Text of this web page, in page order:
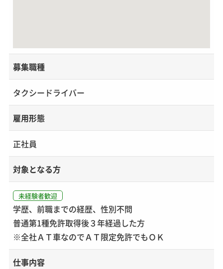
募集職種
タクシードライバー
雇用形態
正社員
対象となる方
未経験者歓迎
学歴、前職までの経歴、性別不問
普通第1種免許取得後３年経過した方
※全社ＡＴ車なのでＡＴ限定免許でもＯＫ
仕事内容